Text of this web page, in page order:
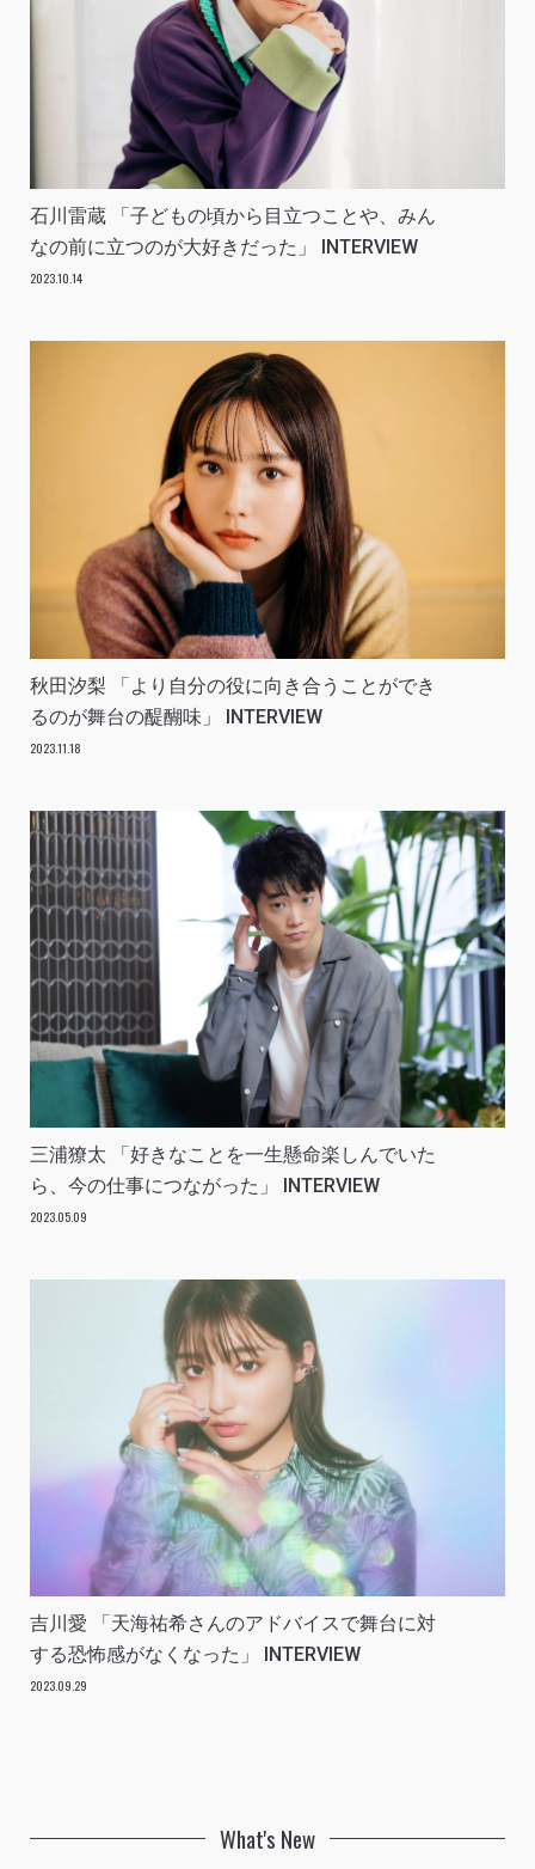
石川雷蔵 「子どもの頃から目立つことや、みん
なの前に立つのが大好きだった」 INTERVIEW
2023.10.14
秋田汐梨 「より自分の役に向き合うことができ
るのが舞台の醍醐味」 INTERVIEW
2023.11.18
三浦獠太 「好きなことを一生懸命楽しんでいた
ら、今の仕事につながった」 INTERVIEW
2023.05.09
吉川愛 「天海祐希さんのアドバイスで舞台に対
する恐怖感がなくなった」 INTERVIEW
2023.09.29
What's New